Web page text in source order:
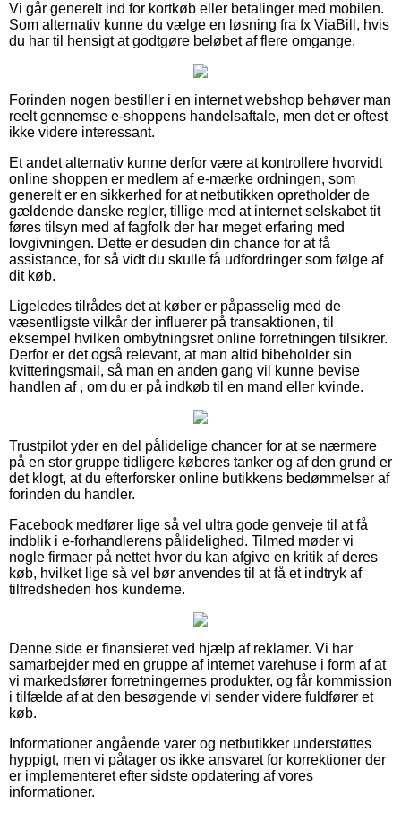
Vi går generelt ind for kortkøb eller betalinger med mobilen.
Som alternativ kunne du vælge en løsning fra fx ViaBill, hvis
du har til hensigt at godtgøre beløbet af flere omgange.
Forinden nogen bestiller i en internet webshop behøver man
reelt gennemse e-shoppens handelsaftale, men det er oftest
ikke videre interessant.
Et andet alternativ kunne derfor være at kontrollere hvorvidt
online shoppen er medlem af e-mærke ordningen, som
generelt er en sikkerhed for at netbutikken opretholder de
gældende danske regler, tillige med at internet selskabet tit
føres tilsyn med af fagfolk der har meget erfaring med
lovgivningen. Dette er desuden din chance for at få
assistance, for så vidt du skulle få udfordringer som følge af
dit køb.
Ligeledes tilrådes det at køber er påpasselig med de
væsentligste vilkår der influerer på transaktionen, til
eksempel hvilken ombytningsret online forretningen tilsikrer.
Derfor er det også relevant, at man altid bibeholder sin
kvitteringsmail, så man en anden gang vil kunne bevise
handlen af , om du er på indkøb til en mand eller kvinde.
Trustpilot yder en del pålidelige chancer for at se nærmere
på en stor gruppe tidligere køberes tanker og af den grund er
det klogt, at du efterforsker online butikkens bedømmelser af
forinden du handler.
Facebook medfører lige så vel ultra gode genveje til at få
indblik i e-forhandlerens pålidelighed. Tilmed møder vi
nogle firmaer på nettet hvor du kan afgive en kritik af deres
køb, hvilket lige så vel bør anvendes til at få et indtryk af
tilfredsheden hos kunderne.
Denne side er finansieret ved hjælp af reklamer. Vi har
samarbejder med en gruppe af internet varehuse i form af at
vi markedsfører forretningernes produkter, og får kommission
i tilfælde af at den besøgende vi sender videre fuldfører et
køb.
Informationer angående varer og netbutikker understøttes
hyppigt, men vi påtager os ikke ansvaret for korrektioner der
er implementeret efter sidste opdatering af vores
informationer.